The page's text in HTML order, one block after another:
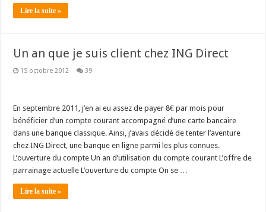
Lire la suite »
Un an que je suis client chez ING Direct
15 octobre 2012 39
En septembre 2011, j’en ai eu assez de payer 8€ par mois pour
bénéficier d’un compte courant accompagné d’une carte bancaire
dans une banque classique. Ainsi, j’avais décidé de tenter l’aventure
chez ING Direct, une banque en ligne parmi les plus connues.
L’ouverture du compte Un an d’utilisation du compte courant L’offre de
parrainage actuelle L’ouverture du compte On se …
Lire la suite »